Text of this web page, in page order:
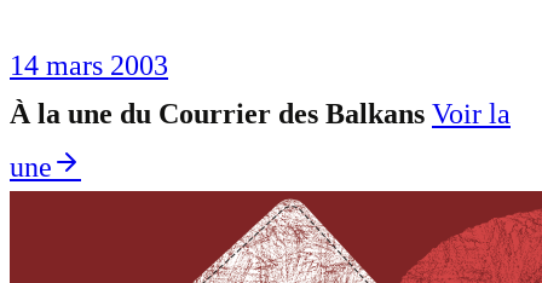
14 mars 2003
À la une du Courrier des Balkans Voir la
une